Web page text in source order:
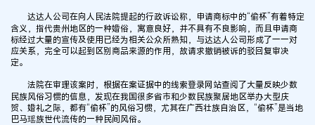
达达人公司在向人民法院提起的行政诉讼称，申请商标中的“偷杯”有着特定
含义，指代贵州地区的一种婚俗，寓意良好，并不具有不良影响，而且申请商
标经过大量的宣传及使用已经为相关公众所熟知，与达达人公司形成了一一对
应关系，完全可以起到区别商品来源的作用，故请求撤销被诉的驳回复审决
定。
法院在审理该案时，根据在案证据中的线索登录网站查阅了大量反映少数
民族风俗习惯的信息，发现在我国很多省市和少数民族聚居地区举办大型庆
贺、婚礼之际，都有“偷杯”的风俗习惯，尤其在广西壮族自治区，“偷杯”是当地
巴马瑶族世代流传的一种民间风俗。